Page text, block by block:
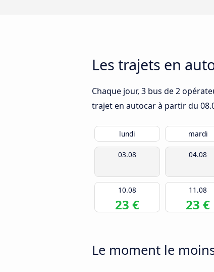
Les trajets en
Chaque jour, 3 bus de 2
trajet en autocar à partir du
lundi mardi
03.08 04.08
10.08
23 €
11.08
23 €
Le moment le